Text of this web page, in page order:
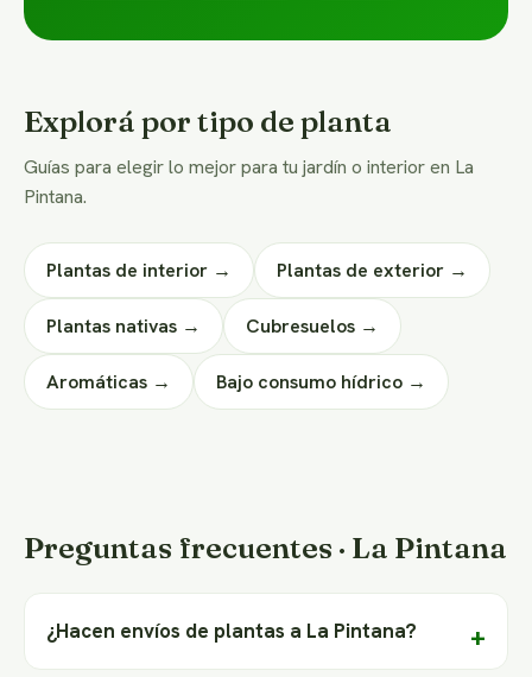
Explorá por tipo de planta
Guías para elegir lo mejor para tu jardín o interior en La
Pintana.
Plantas de interior → Plantas de exterior →
Plantas nativas → Cubresuelos →
Aromáticas → Bajo consumo hídrico →
Preguntas frecuentes · La Pintana
¿Hacen envíos de plantas a La Pintana?